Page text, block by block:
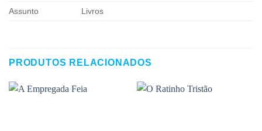
Assunto Livros
PRODUTOS RELACIONADOS